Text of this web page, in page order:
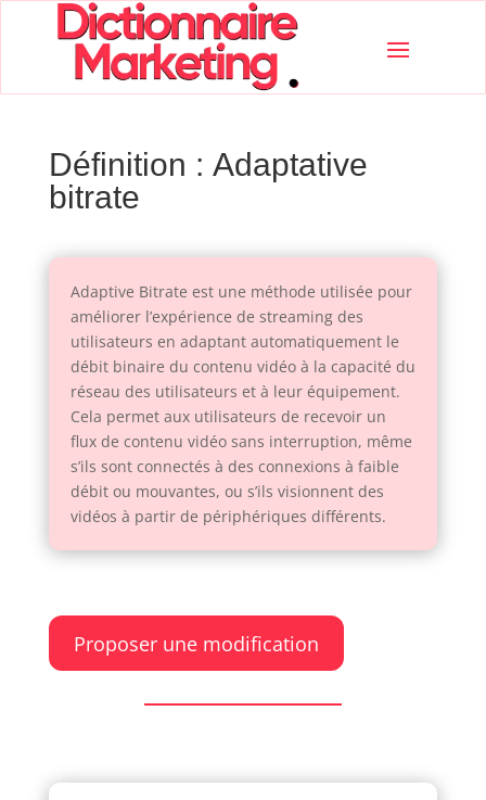
Définition : Adaptative
bitrate
Adaptive Bitrate est une méthode utilisée pour
améliorer l’expérience de streaming des
utilisateurs en adaptant automatiquement le
débit binaire du contenu vidéo à la capacité du
réseau des utilisateurs et à leur équipement.
Cela permet aux utilisateurs de recevoir un
flux de contenu vidéo sans interruption, même
s’ils sont connectés à des connexions à faible
débit ou mouvantes, ou s’ils visionnent des
vidéos à partir de périphériques différents.
Proposer une modification